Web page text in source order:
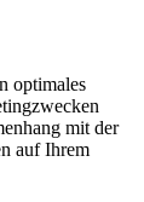
optimales
mit der
auf Ihrem